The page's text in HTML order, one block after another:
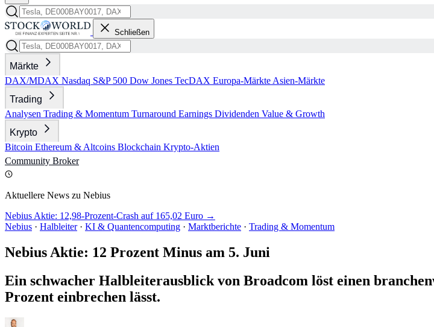
Schließen
Märkte
DAX/MDAX Nasdaq S&P 500 Dow Jones TecDAX Europa-Märkte Asien-Märkte
Trading
Analysen Trading & Momentum Turnaround Earnings Dividenden Value & Growth
Krypto
Bitcoin Ethereum & Altcoins Blockchain Krypto-Aktien
Community Broker
Aktuellere News zu Nebius
Nebius Aktie: 12,98-Prozent-Crash auf 165,02 Euro →
Nebius · Halbleiter · KI & Quantencomputing · Marktberichte · Trading & Momentum
Nebius Aktie: 12 Prozent Minus am 5. Juni
Ein schwacher Halbleiterausblick von Broadcom löst einen
Prozent einbrechen lässt.